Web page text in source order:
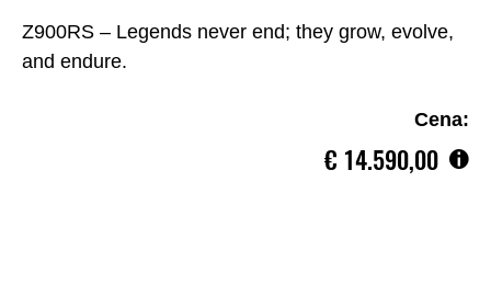
Z900RS – Legends never end; they grow, evolve,
and endure.
Cena:
€‎ 14.590,00